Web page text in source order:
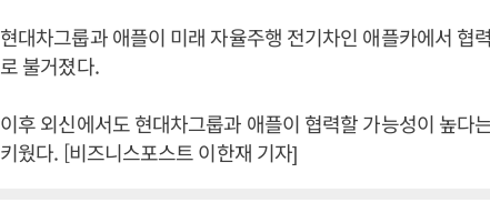
현대차그룹과 애플이 미래 자율주행 전기차인 애플카에서 협
로 불거졌다.
이후 외신에서도 현대차그룹과 애플이 협력할 가능성이 높다
키웠다. [비즈니스포스트 이한재 기자]